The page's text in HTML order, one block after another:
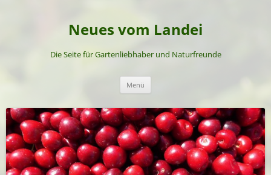
Neues vom Landei
Die Seite für Gartenliebhaber und Naturfreunde
Menü